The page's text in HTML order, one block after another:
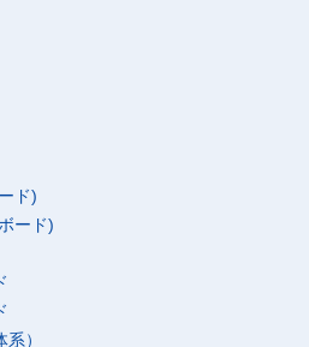
ド)
ード)
）